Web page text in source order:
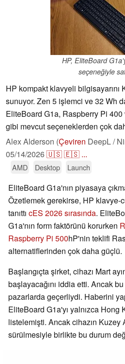
HP, EliteBoard
seçeneğiyle
HP kompakt klavyeli bilgisayarını
sunuyor. Zen 5 işlemci ve 32 Wh
EliteBoard G1a, Raspberry Pi
gibi mevcut seçeneklerden çok
Alex Alderson (Çeviren DeepL /
05/14/2026🇺🇸🇪🇸 ...
AMD Desktop Launch
EliteBoard G1a'nın piyasaya
Özetlemek gerekirse, HP klavye-
tanıttı cES 2026 sırasında.
G1a'nın form faktörünü korurken
Raspberry Pi 500hP'nin teklifi
alternatiflerinden çok daha güçlü.
Başlangıçta şirket, cihazı Mart
başlayacağını iddia etti. Ancak
pazarlarda geçerliydi. Haberini
EliteBoard G1a'yı yalnızca
listelemişti. Ancak cihazın
sürülmesiyle birlikte bu durum